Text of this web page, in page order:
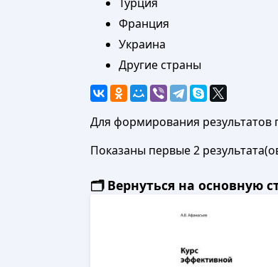
Франция
Украина
Другие страны
Для формирования результатов
Показаны первые 2
🗂️ Вернуться на основную